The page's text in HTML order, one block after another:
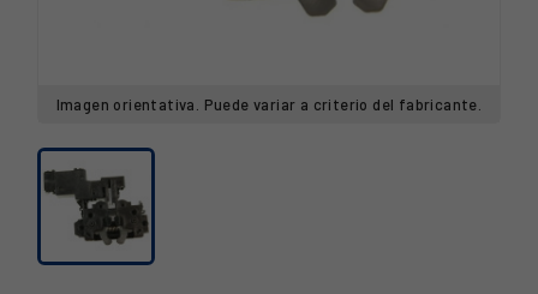
Imagen orientativa. Puede variar a criterio del fabricante.